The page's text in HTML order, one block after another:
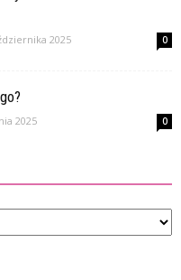
2025 0
2025 0